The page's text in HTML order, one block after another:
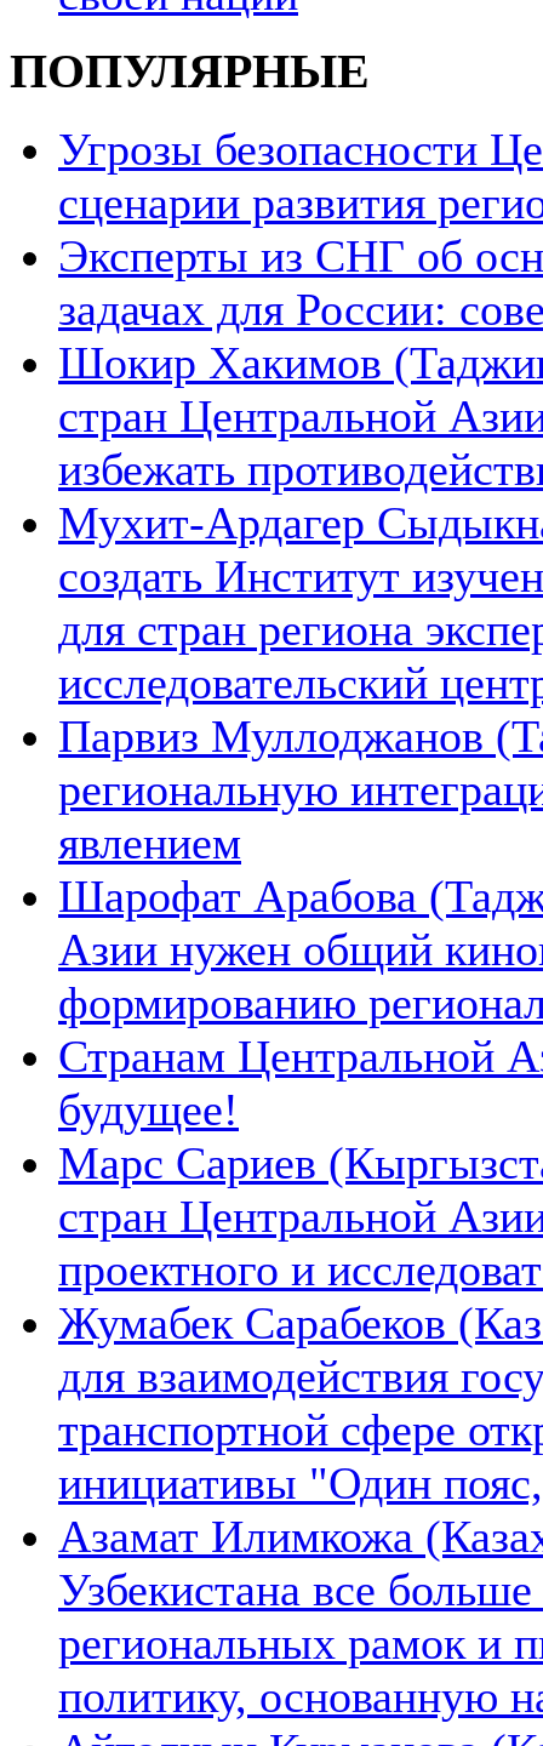
ПОПУЛЯРНЫЕ
Угрозы безопасности
сценарии развития
Эксперты из СНГ об
задачах для России:
Шокир Хакимов
стран Центральной
избежать
Мухит-Ардагер
создать Институт
для стран региона
исследовательский
Парвиз Муллоджанов
региональную
явлением
Шарофат Арабова
Азии нужен общий
формированию
Странам Центральной
будущее!
Марс Сариев
стран Центральной
проектного и
Жумабек Сарабеков
для взаимодействия
транспортной сфере
инициативы "Один
Азамат Илимкожа
Узбекистана все
региональных рамок и
политику, основанную